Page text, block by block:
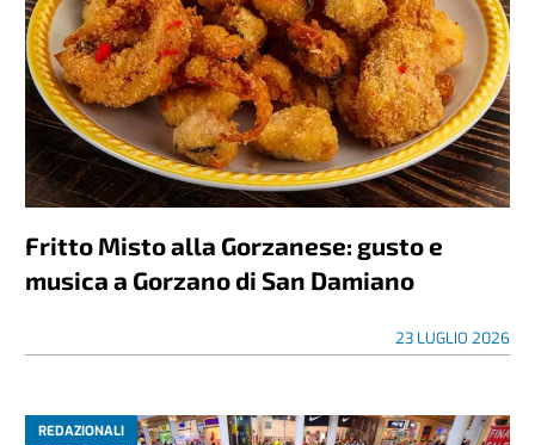
Fritto Misto alla Gorzanese: gusto e
musica a Gorzano di San Damiano
23 LUGLIO 2026
REDAZIONALI